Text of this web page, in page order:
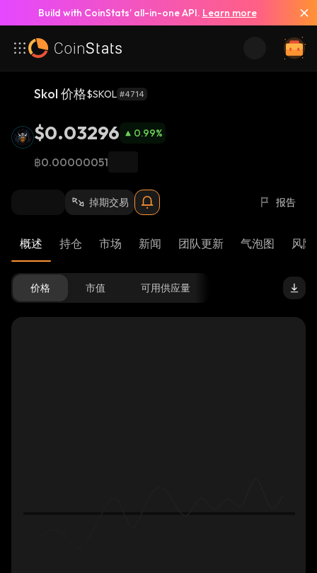
Build with CoinStats’ all-in-one API. Learn more
Skol 价格$SKOL #4714
$0.03296 0.99%
฿0.00000051
掉期交易 报告
概述 持仓 市场 新闻 团队更新 气泡图 风险
价格 市值 可用供应量